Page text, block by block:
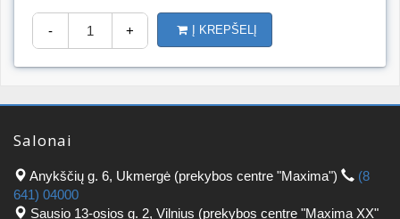
- + Į KREPŠELĮ
Salonai
Anykščių g. 6, Ukmergė (prekybos centre "Maxima")
(8
641) 04000
Sausio 13-osios g. 2, Vilnius (prekybos centre "Maxima XX"